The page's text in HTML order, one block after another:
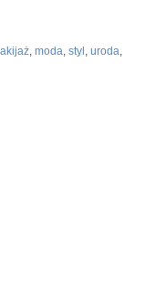
, moda, styl , uroda,